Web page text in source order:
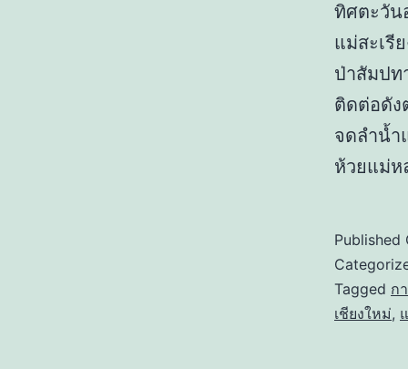
ทิศตะวัน
แม่สะเรี
ป่าสัมปท
ติดต่อดัง
จดลำน้ำ
ห้วยแม่ห
Published
Tagged ก
เชียงใหม่,